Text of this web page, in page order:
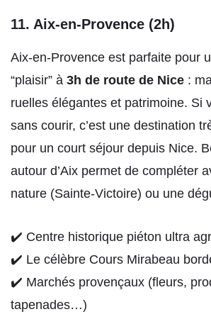
11. Aix-en-Provence (2h)
Aix-en-Provence est parfaite pour
“plaisir” à 3h de route de Nice :
ruelles élégantes et patrimoine. Si
sans courir, c’est une destination
pour un court séjour depuis Nice.
autour d’Aix permet de compléter
nature (Sainte-Victoire) ou une
✔️ Centre historique piéton ultra
✔️ Le célèbre Cours Mirabeau
✔️ Marchés provençaux (fleurs,
tapenades…)